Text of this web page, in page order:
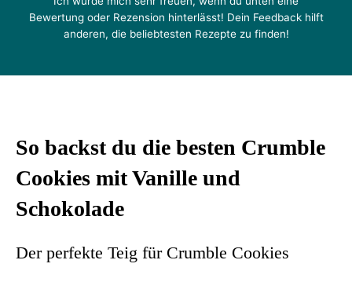
Bewertung oder Rezension hinterlässt! Dein Feedback hilft
anderen, die beliebtesten Rezepte zu finden!
So backst du die besten Crumble
Cookies mit Vanille und
Schokolade
Der perfekte Teig für Crumble Cookies